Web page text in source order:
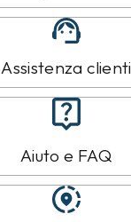
Assistenza clienti
Aiuto e FAQ